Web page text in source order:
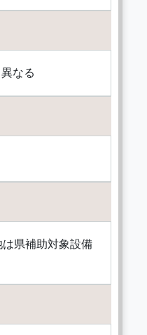
なる
県補助対象設備